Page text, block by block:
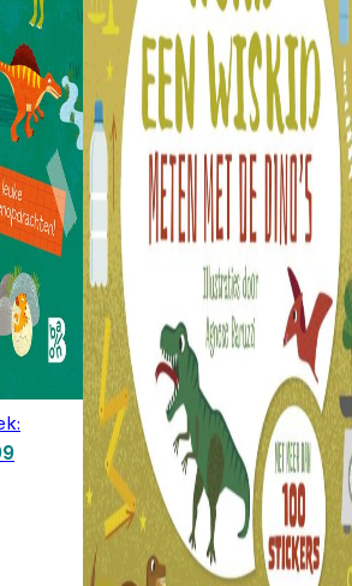
prijs was: €8,99.
Huidige prijs is: €6,99.